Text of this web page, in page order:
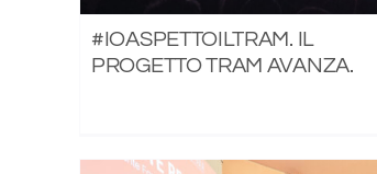
#IOASPETTOILTRAM. IL
PROGETTO TRAM AVANZA.